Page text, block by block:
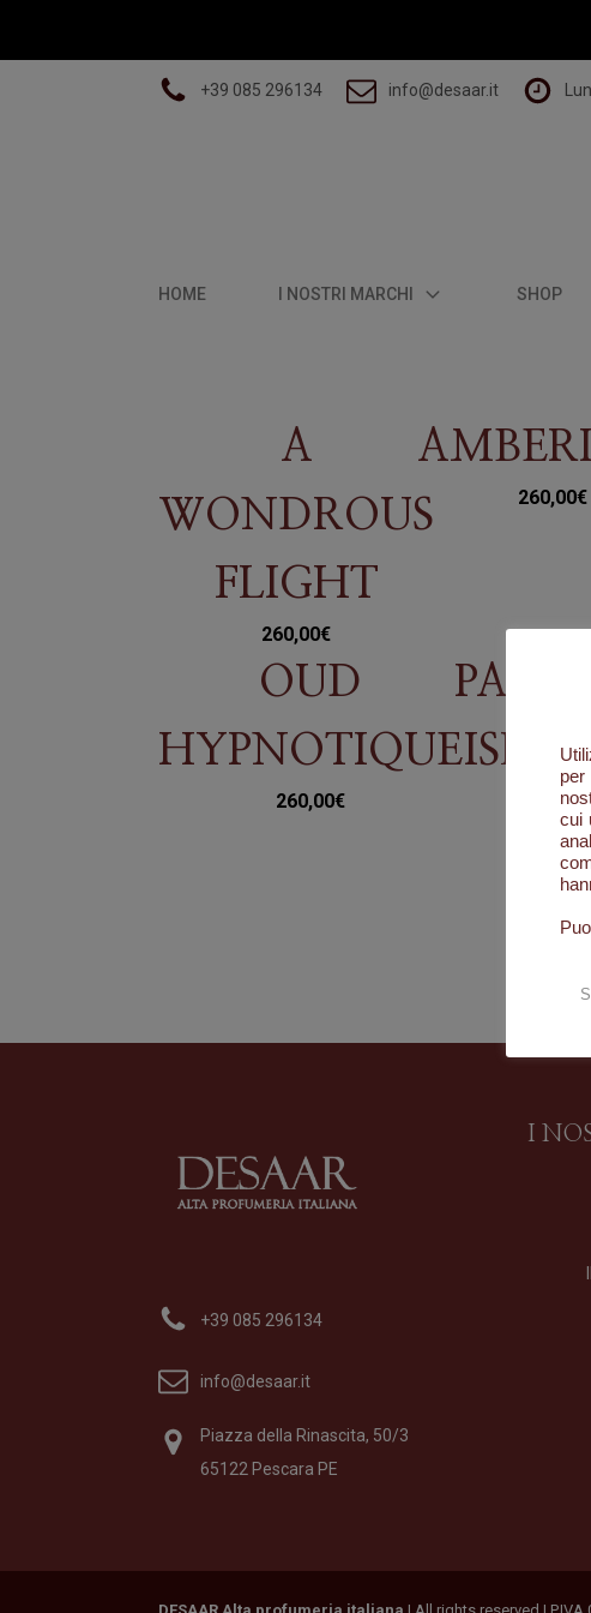
+39 085 296134 info@desaar.it
HOME I NOSTRI MARCHI SHOP
A
WONDROUS
FLIGHT
260,00€
260,00€
OUD
HYPNOTIQUE
260,00€ 260,00€
+39 085 296134
info@desaar.it
Piazza della Rinascita, 50/3
65122 Pescara PE
I
DESAAR Alta profumeria italiana | All rights reserved | P.IVA
cui